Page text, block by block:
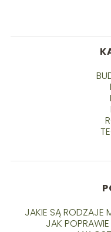
JAKIE SĄ RODZAJE
JAK